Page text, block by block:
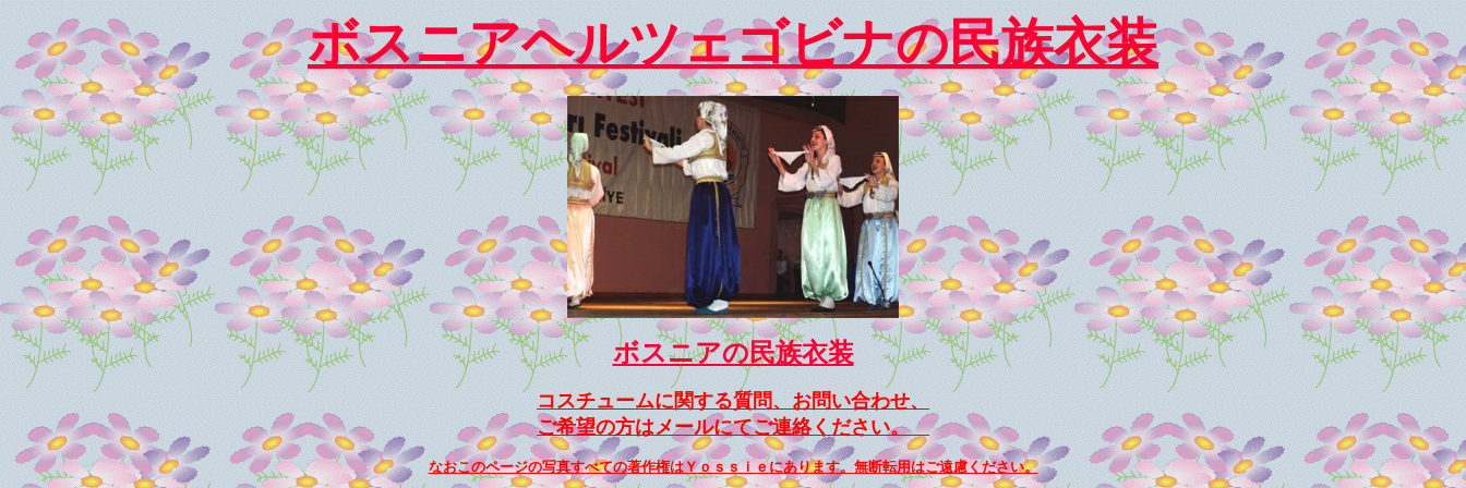
ボスニアヘルツェゴビナの民族衣装
ボスニアの民族衣装
コスチュームに関する質問、お問い合わせ、
ご希望の方はメールにてご連絡ください。
なおこのページの写真すべての著作権はＹｏｓｓｉｅにあります。 無断転用はご遠慮ください。